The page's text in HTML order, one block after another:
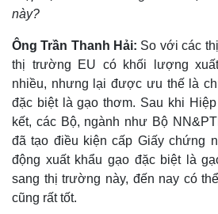
này?
Ông Trần Thanh Hải: So với các
thị trường EU có khối lượng
nhiều, nhưng lại được ưu thế là
đặc biệt là gạo thơm. Sau khi
kết, các Bộ, ngành như Bộ
đã tạo điều kiện cấp Giấy chứng
động xuất khẩu gạo đặc biệt là
sang thị trường này, đến nay có
cũng rất tốt.